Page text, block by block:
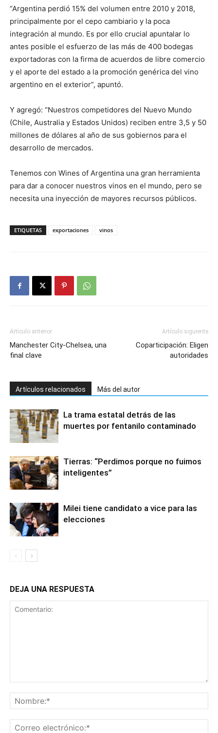
“Argentina perdió 15% del volumen entre 2010 y 2018,
principalmente por el cepo cambiario y la poca
integración al mundo. Es por ello crucial apuntalar lo
antes posible el esfuerzo de las más de 400 bodegas
exportadoras con la firma de acuerdos de libre comercio
y el aporte del estado a la promoción genérica del vino
argentino en el exterior”, apuntó.
Y agregó: “Nuestros competidores del Nuevo Mundo
(Chile, Australia y Estados Unidos) reciben entre 3,5 y 50
millones de dólares al año de sus gobiernos para el
desarrollo de mercados.
Tenemos con Wines of Argentina una gran herramienta
para dar a conocer nuestros vinos en el mundo, pero se
necesita una inyección de mayores recursos públicos.
ETIQUETAS exportaciones vinos
Artículo anterior
Manchester City-Chelsea, una
final clave
Artículo siguiente
Coparticipación: Eligen
autoridades
Artículos relacionados Más del autor
La trama estatal detrás de las
muertes por fentanilo contaminado
Tierras: “Perdimos porque no fuimos
inteligentes”
Milei tiene candidato a vice para las
elecciones
DEJA UNA RESPUESTA